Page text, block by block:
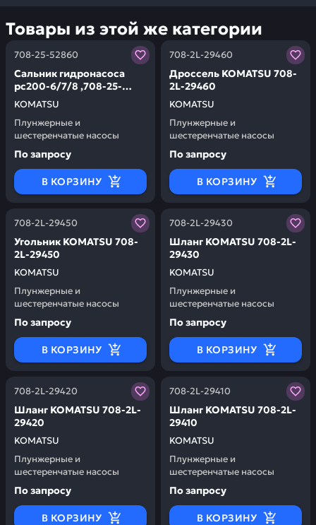
Товары из этой же категории
708-25-52860
KOMATSU
Сальник гидронасоса
pc200-6/7/8 ,708-25-
52861, 706-73-40920, 708-
27-14510,
45x68x12 мм KOMATSU
708-25-52860
Плунжерные и
шестеренчатые насосы
Заказывая запчасти у нас, вы получаете гарантию
По запросу
В КОРЗИНУ
708-2L-29460
KOMATSU
Дроссель KOMATSU 708-
2L-29460
Плунжерные и
шестеренчатые насосы
Заказывая запчасти у
По запросу
В КОРЗИНУ
708-2L-29450
KOMATSU
Угольник KOMATSU 708-
2L-29450
Плунжерные и
шестеренчатые насосы
Заказывая запчасти у нас, вы получаете гарантию
По запросу
В КОРЗИНУ
708-2L-29430
KOMATSU
Шланг KOMATSU 708-2L-
29430
Плунжерные и
шестеренчатые насосы
Заказывая запчасти у
По запросу
В КОРЗИНУ
708-2L-29420
KOMATSU
Шланг KOMATSU 708-2L-
29420
Плунжерные и
шестеренчатые насосы
Заказывая запчасти у нас, вы получаете гарантию
По запросу
В КОРЗИНУ
708-2L-29410
KOMATSU
Шланг KOMATSU 708-2L-
29410
Плунжерные и
шестеренчатые насосы
Заказывая запчасти у
По запросу
В КОРЗИНУ